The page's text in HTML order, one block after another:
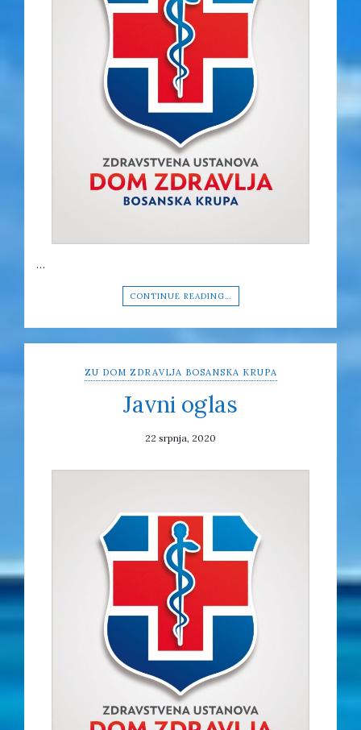
…
CONTINUE READING…
ZU DOM ZDRAVLJA BOSANSKA KRUPA
Javni oglas
22 srpnja, 2020